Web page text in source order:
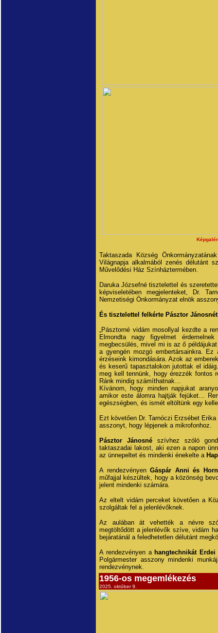
Taktaszada Község
Világnapja alkalmából zenés délutánt
Művelődési Ház Színháztermében.
Daruka Józsefné tisztelettel és
képviseletében megjelenteket, Dr.
Nemzetiségi Önkormányzat elnök
És tisztelettel felkérte Pásztor
„Pásztorné vidám mosollyal kezdte a
Elmondta nagy figyelmet
megbecsülés, mivel mi is az ő
a gyengén mozgó embertársainkra.
érzéseink kimondására. Azok az
és keserű tapasztalokon jutottak el
meg kell tennünk, hogy érezzék fontos
Ránk mindig számíthatnak…
Kívánom, hogy minden napjukat
amikor este álomra hajtják fejüket…
egészségben, és ismét eltöltünk egy
Ezt követően Dr. Tarnóczi Erzsébet
asszonyt, hogy lépjenek a mikrofonhoz.
Pásztor Jánosné szívhez szóló
taktaszadai lakost, aki ezen a napon
az ünnepeltet és mindenki énekelte a
A rendezvényenGáspár Anni és
műfajjal készültek, hogy a közönség
jelent mindenki számára.
Az eltelt vidám perceket követően a
szolgáltak fel a jelenlévőknek.
Az aulában át vehették a névre
megtöltődött a jelenlévők szíve, vidám
bejáratánál a feledhetetlen délutánt
A rendezvényen a hangtechnikát
Polgármester asszony mindenki
rendezvénynek.
1956-os megemlékezés
2025. október 9.